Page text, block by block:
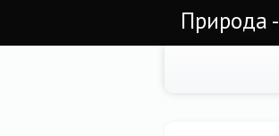
Природа